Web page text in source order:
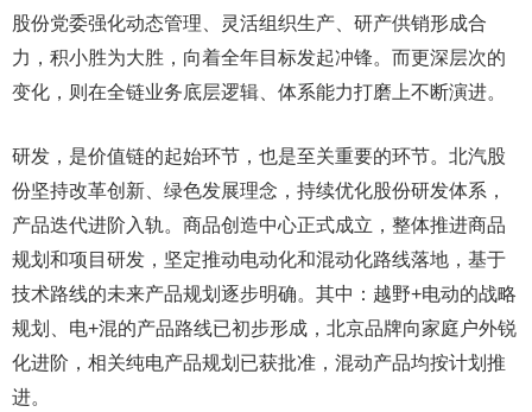
股份党委强化动态管理、灵活组织生产、研产供销形成合
力，积小胜为大胜，向着全年目标发起冲锋。而更深层次的
变化，则在全链业务底层逻辑、体系能力打磨上不断演进。
研发，是价值链的起始环节，也是至关重要的环节。北汽股
份坚持改革创新、绿色发展理念，持续优化股份研发体系，
产品迭代进阶入轨。商品创造中心正式成立，整体推进商品
规划和项目研发，坚定推动电动化和混动化路线落地，基于
技术路线的未来产品规划逐步明确。其中：越野+电动的战略
规划、电+混的产品路线已初步形成，北京品牌向家庭户外锐
化进阶，相关纯电产品规划已获批准，混动产品均按计划推
进。